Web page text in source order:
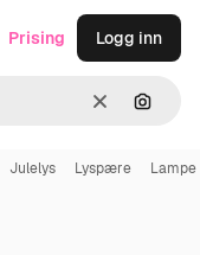
Slett Søk
Prising Logg inn
Julelys Lyspære Lampe